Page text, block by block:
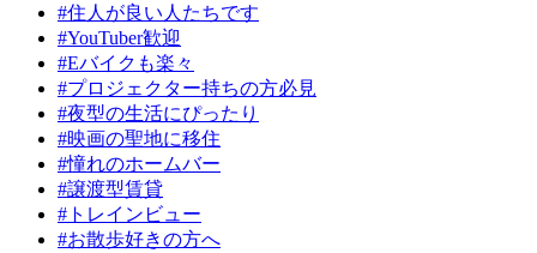
#住人が良い人たちです
#YouTuber歓迎
#Eバイクも楽々
#プロジェクター持ちの方必見
#夜型の生活にぴったり
#映画の聖地に移住
#憧れのホームバー
#譲渡型賃貸
#トレインビュー
#お散歩好きの方へ